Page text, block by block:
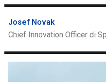
Josef Novak
Chief Innovation Officer di